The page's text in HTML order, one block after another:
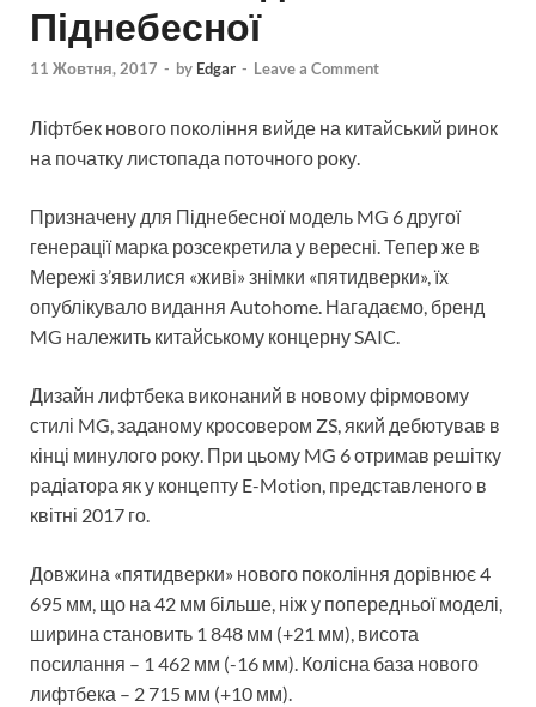
Піднебесної
11 Жовтня, 2017 - by Edgar - Leave a Comment
Ліфтбек нового покоління вийде на китайський ринок
на початку листопада поточного року.
Призначену для Піднебесної модель MG 6 другої
генерації марка розсекретила у вересні. Тепер же в
Мережі з’явилися «живі» знімки «пятидверки», їх
опублікувало видання Autohome. Нагадаємо, бренд
MG належить китайському концерну SAIC.
Дизайн лифтбека виконаний в новому фірмовому
стилі MG, заданому кросовером ZS, який дебютував в
кінці минулого року. При цьому MG 6 отримав решітку
радіатора як у концепту E-Motion, представленого в
квітні 2017 го.
Довжина «пятидверки» нового покоління дорівнює 4
695 мм, що на 42 мм більше, ніж у попередньої моделі,
ширина становить 1 848 мм (+21 мм), висота
посилання – 1 462 мм (-16 мм). Колісна база нового
лифтбека – 2 715 мм (+10 мм).